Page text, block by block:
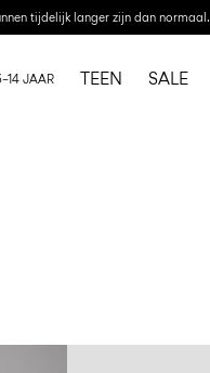
tijdelijk langer zijn dan normaal.
JAAR TEEN SALE